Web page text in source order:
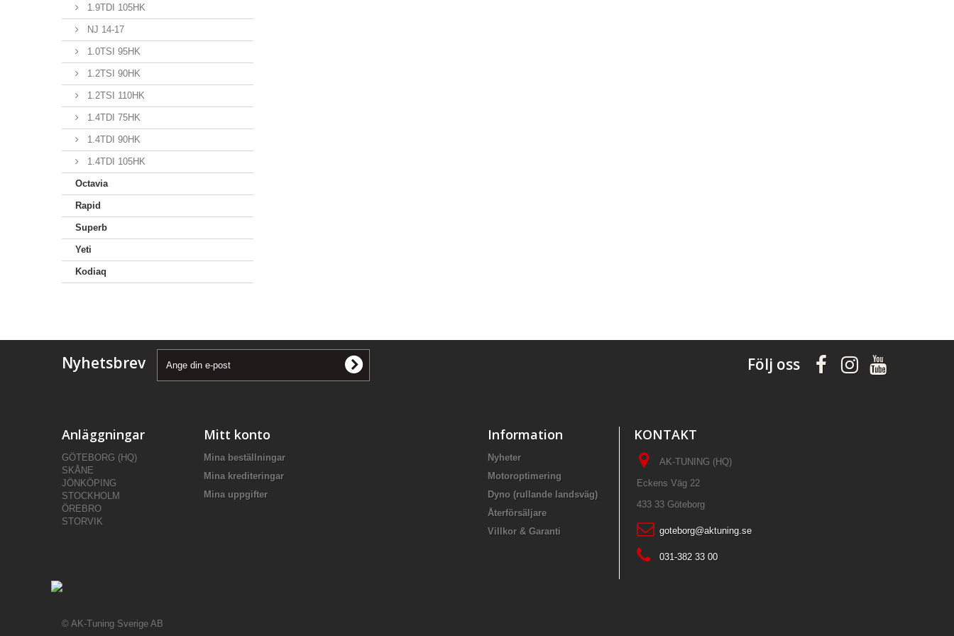
1.9TDI 105HK
NJ 14-17
1.0TSI 95HK
1.2TSI 90HK
1.2TSI 110HK
1.4TDI 75HK
1.4TDI 90HK
1.4TDI 105HK
Octavia
Rapid
Superb
Yeti
Kodiaq
Nyhetsbrev Följ oss
Anläggningar
GÖTEBORG (HQ)
SKÅNE
JÖNKÖPING
STOCKHOLM
ÖREBRO
STORVIK
Mitt konto
Mina beställningar
Mina krediteringar
Mina uppgifter
Information
Nyheter
Motoroptimering
Dyno (rullande landsväg)
Återförsäljare
Villkor & Garanti
KONTAKT
AK-TUNING (HQ)
Eckens Väg 22
433 33 Göteborg
goteborg@aktuning.se
031-382 33 00
© AK-Tuning Sverige AB